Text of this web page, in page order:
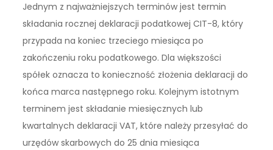
Jednym z najważniejszych terminów jest termin
składania rocznej deklaracji podatkowej CIT-8, który
przypada na koniec trzeciego miesiąca po
zakończeniu roku podatkowego. Dla większości
spółek oznacza to konieczność złożenia deklaracji do
końca marca następnego roku. Kolejnym istotnym
terminem jest składanie miesięcznych lub
kwartalnych deklaracji VAT, które należy przesyłać do
urzędów skarbowych do 25 dnia miesiąca